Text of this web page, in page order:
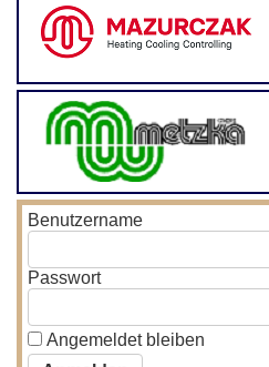
Benutzername
Passwort
Angemeldet bleiben